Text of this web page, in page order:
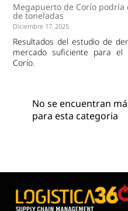
Megapuerto de Corío
de toneladas
Diciembre 17, 2025
Resultados del estudio de
mercado suficiente para el
Corío.
No se encuentran
para esta categoria